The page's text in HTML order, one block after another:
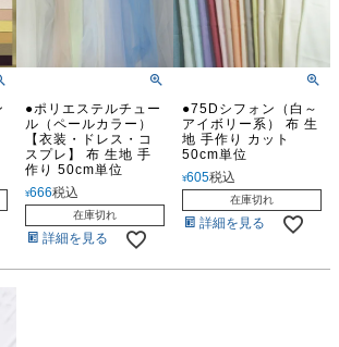
●ポリエステルチュー
ル（ペールカラー）
【衣装・ドレス・コ
スプレ】 布 生地 手
作り 50cm単位
¥666税込
在庫切れ
詳細を見る
●75Dシフォン（白～
アイボリー系） 布 生
地 手作り カット
50cm単位
¥605税込
在庫切れ
詳細を見る